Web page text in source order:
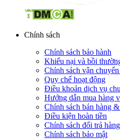
Chính sách
Chính sách bảo hành
Khiếu nại và bồi
Chính sách vận
Quy chế hoạt động
Điều khoản dịch vụ
Hướng dẫn mua hàng
Chính sách bán hàng
Điều kiện hoàn tiền
Chính sách đổi trả hàng
Chính sách bảo mật